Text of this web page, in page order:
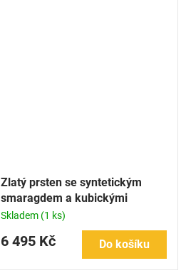
Zlatý prsten se syntetickým
smaragdem a kubickými
zirkony
Skladem (1 ks)
6 495 Kč Do košíku